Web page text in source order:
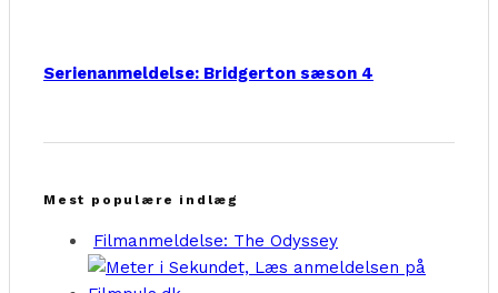
Serienanmeldelse: Bridgerton sæson 4
Mest populære indlæg
Filmanmeldelse: The Odyssey